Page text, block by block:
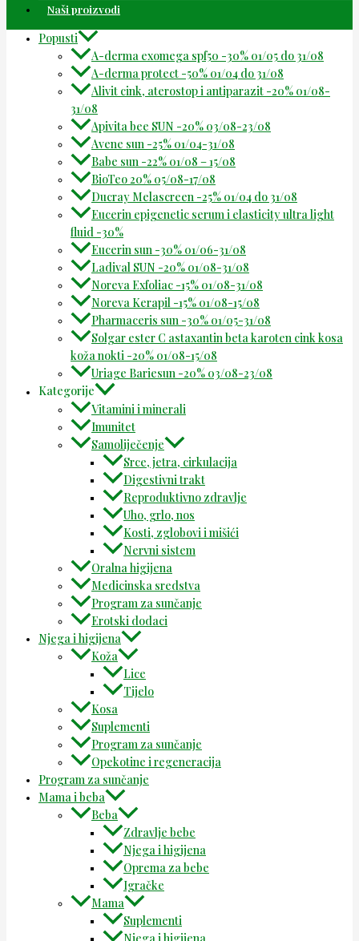
Naši proizvodi
Popusti
A-derma exomega spf50 -30% 01/05 do 31/08
A-derma protect -50% 01/04 do 31/08
Alivit cink, aterostop i antiparazit -20% 01/08-
31/08
Apivita bee SUN -20% 03/08-23/08
Avene sun -25% 01/04-31/08
Babe sun -22% 01/08 – 15/08
BioTeo 20% 05/08-17/08
Ducray Melascreen -25% 01/04 do 31/08
Eucerin epigenetic serum i elasticity ultra light
fluid -30%
Eucerin sun -30% 01/06-31/08
Ladival SUN -20% 01/08-31/08
Noreva Exfoliac -15% 01/08-31/08
Noreva Kerapil -15% 01/08-15/08
Pharmaceris sun -30% 01/05-31/08
Solgar ester C astaxantin beta karoten cink kosa
koža nokti -20% 01/08-15/08
Uriage Bariesun -20% 03/08-23/08
Kategorije
Vitamini i minerali
Imunitet
Samoliječenje
Srce, jetra, cirkulacija
Digestivni trakt
Reproduktivno zdravlje
Uho, grlo, nos
Kosti, zglobovi i mišići
Nervni sistem
Oralna higijena
Medicinska sredstva
Program za sunčanje
Erotski dodaci
Njega i higijena
Koža
Lice
Tijelo
Kosa
Suplementi
Program za sunčanje
Opekotine i regeneracija
Program za sunčanje
Mama i beba
Beba
Zdravlje bebe
Njega i higijena
Oprema za bebe
Igračke
Mama
Suplementi